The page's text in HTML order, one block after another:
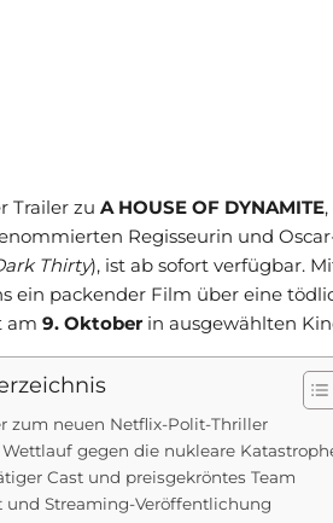
Trailer zu A HOUSE OF DYNAMITE
Regisseurin und
Thirty), ist ab sofort verfügbar.
ein packender Film über eine
am 9. Oktober in ausgewählten
zum neuen Netflix-Polit-Thriller
Wettlauf gegen die nukleare
Cast und preisgekröntes Team
und Streaming-Veröffentlichung